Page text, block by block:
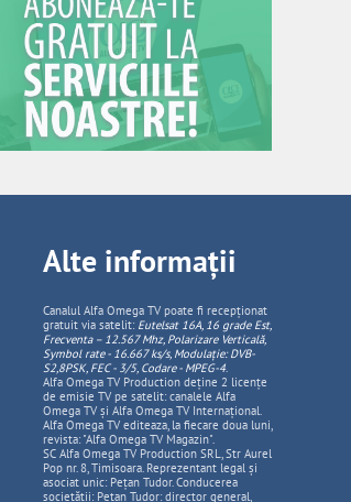
Alte informații
Canalul Alfa Omega TV poate fi recepționat
gratuit via satelit: Eutelsat 16A, 16 grade Est,
Frecventa – 12.567 Mhz, PolarizareVerticală,
Symbol rate - 16.667 ks/s, Modulație: DVB-
S2,8PSK, FEC - 3/5, Codare - MPEG-4.
Alfa Omega TV Production deține 2 licențe
de emisie TV pe satelit: canalele Alfa
Omega TV și Alfa Omega TV Internațional.
Alfa Omega TV editeaza, la fiecare doua luni,
revista: "Alfa Omega TV Magazin".
SC Alfa Omega TV Production SRL, Str Aurel
Pop nr. 8, Timisoara. Reprezentant legal și
asociat unic: Pețan Tudor. Conducerea
societății: Pețan Tudor: director general,